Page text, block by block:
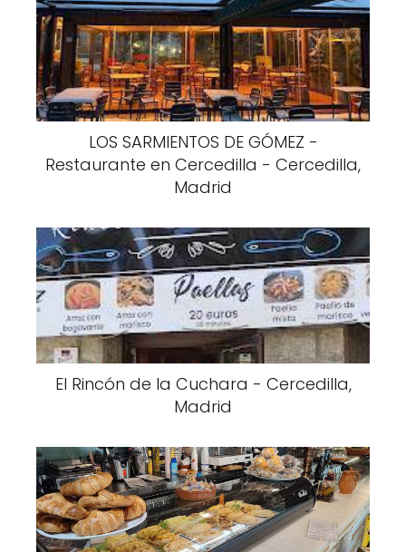
LOS SARMIENTOS DE GÓMEZ -
Restaurante en Cercedilla - Cercedilla,
Madrid
El Rincón de la Cuchara - Cercedilla,
Madrid